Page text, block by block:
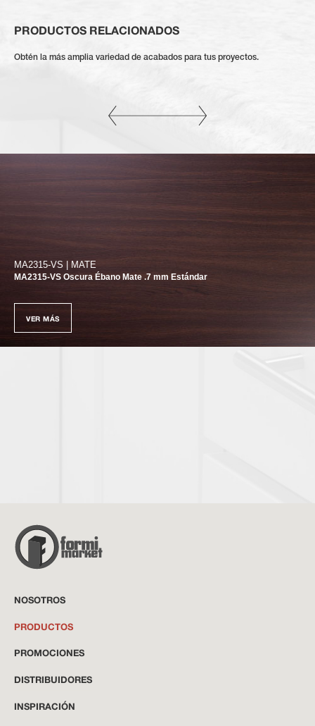
PRODUCTOS RELACIONADOS
Obtén la más amplia variedad de acabados para tus proyectos.
MA2315-VS | MATE
MA2315-VS Oscura Ébano Mate .7 mm Estándar
VER MÁS
NOSOTROS
PRODUCTOS
PROMOCIONES
DISTRIBUIDORES
INSPIRACIÓN